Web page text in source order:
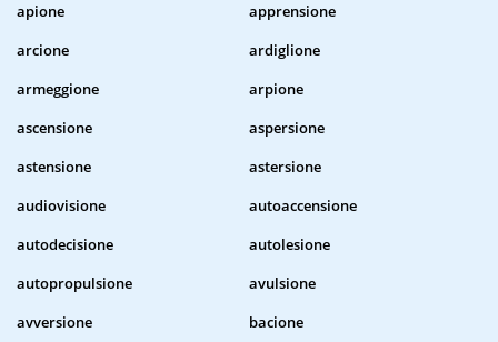
apione
apprensione
arcione
ardiglione
armeggione
arpione
ascensione
aspersione
astensione
astersione
audiovisione
autoaccensione
autodecisione
autolesione
autopropulsione
avulsione
avversione
bacione